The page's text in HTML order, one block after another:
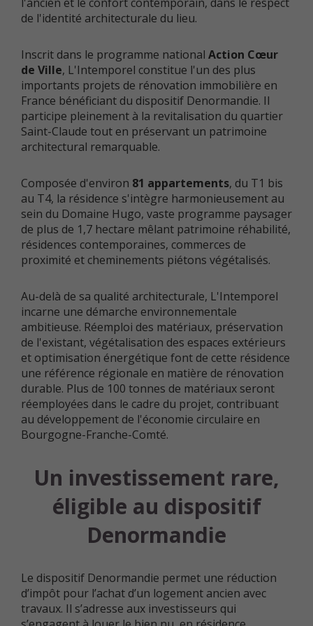
de l'identité architecturale du lieu.
Inscrit dans le programme national Action Cœur
de Ville, L'Intemporel constitue l'un des plus
importants projets de rénovation immobilière en
France bénéficiant du dispositif Denormandie. Il
participe pleinement à la revitalisation du quartier
Saint-Claude tout en préservant un patrimoine
architectural remarquable.
Composée d'environ 81 appartements, du T1 bis
au T4, la résidence s'intègre harmonieusement au
sein du Domaine Hugo, vaste programme paysager
de plus de 1,7 hectare mêlant patrimoine réhabilité,
résidences contemporaines, commerces de
proximité et cheminements piétons végétalisés.
Au-delà de sa qualité architecturale, L'Intemporel
incarne une démarche environnementale
ambitieuse. Réemploi des matériaux, préservation
de l'existant, végétalisation des espaces extérieurs
et optimisation énergétique font de cette résidence
une référence régionale en matière de rénovation
durable. Plus de 100 tonnes de matériaux seront
réemployées dans le cadre du projet, contribuant
au développement de l'économie circulaire en
Bourgogne-Franche-Comté.
Un investissement rare,
éligible au dispositif
Denormandie
Le dispositif Denormandie permet une réduction
d’impôt pour l’achat d’un logement ancien avec
travaux. Il s’adresse aux investisseurs qui